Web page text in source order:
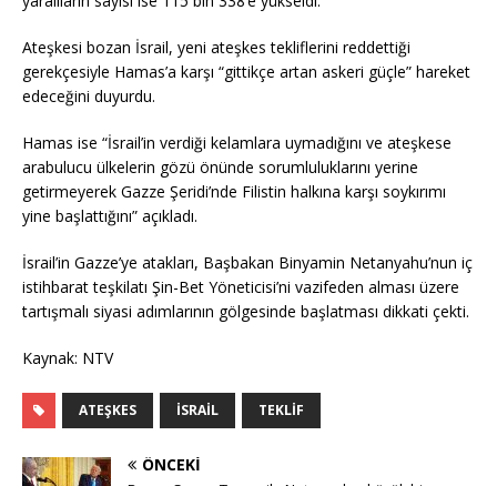
Ateşkesi bozan İsrail, yeni ateşkes tekliflerini reddettiği
gerekçesiyle Hamas’a karşı “gittikçe artan askeri güçle” hareket
edeceğini duyurdu.
Hamas ise “İsrail’in verdiği kelamlara uymadığını ve ateşkese
arabulucu ülkelerin gözü önünde sorumluluklarını yerine
getirmeyerek Gazze Şeridi’nde Filistin halkına karşı soykırımı
yine başlattığını” açıkladı.
İsrail’in Gazze’ye atakları, Başbakan Binyamin Netanyahu’nun iç
istihbarat teşkilatı Şin-Bet Yöneticisi’ni vazifeden alması üzere
tartışmalı siyasi adımlarının gölgesinde başlatması dikkati çekti.
Kaynak: NTV
ATEŞKES İSRAIL TEKLIF
ÖNCEKI